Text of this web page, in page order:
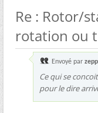
Re : Rotor/
rotation ou
Envoyé par zepp
Ce qui se
pour le dire